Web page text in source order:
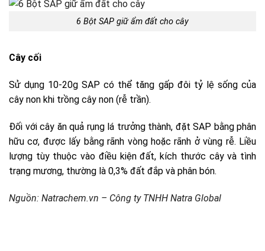
6 Bột SAP giữ ẩm đất cho cây
Cây cối
Sử dụng 10-20g SAP có thể tăng gấp đôi tỷ lệ sống của
cây non khi trồng cây non (rễ trần).
Đối với cây ăn quả rụng lá trưởng thành, đặt SAP bằng phân
hữu cơ, được lấy bằng rãnh vòng hoặc rãnh ở vùng rễ. Liều
lượng tùy thuộc vào điều kiện đất, kích thước cây và tình
trạng mương, thường là 0,3% đất đắp và phân bón.
Nguồn: Natrachem.vn – Công ty TNHH Natra Global